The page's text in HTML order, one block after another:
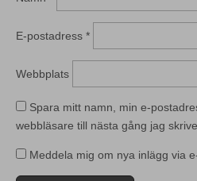
E-postadress *
Webbplats
Spara mitt namn, min e-
webbläsare till nästa gång jag
Meddela mig om nya inlägg via